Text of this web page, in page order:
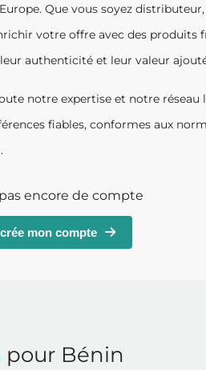
Que vous soyez
votre offre avec des produits
authenticité et leur valeur
notre expertise et notre
fiables, conformes aux
encore de compte
mon compte
pour Bénin